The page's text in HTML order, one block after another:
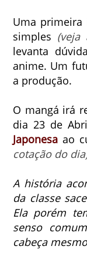
Uma primeira
simples (veja
levanta
anime. Um
a produção.
O mangá irá
dia 23 de
Japonesa ao
cotação do
A história
da classe
Ela porém
senso
cabeça